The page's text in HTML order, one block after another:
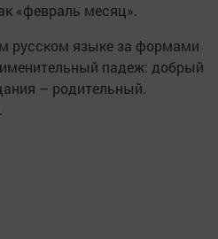
«февраль месяц».
русском языке за формами
падеж: добрый
– родительный.